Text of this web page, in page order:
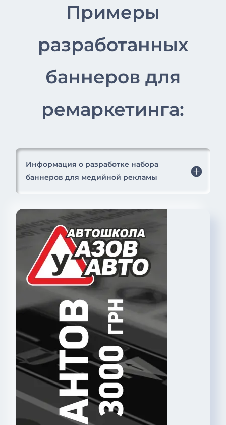
Примеры
разработанных
баннеров для
ремаркетинга:
Информация о разработке набора
баннеров для медийной рекламы